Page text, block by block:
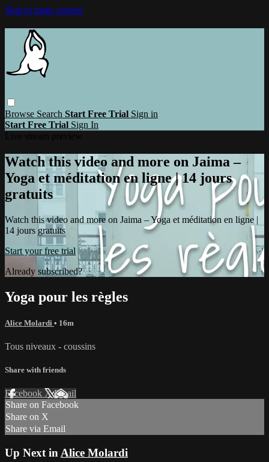
Skip to main content
Browse Search Start Free Trial Sign in
Start Free Trial Sign In
Watch this video and more on Jaima –
Yoga et méditation en ligne | 14 jours
gratuits
Watch this video and more on Jaima – Yoga et méditation en ligne |
14 jours gratuits
Start your free trial
Already subscribed?Sign in
Yoga pour les règles
Alice Molardi • 16m
Tous niveaux - coussins
Share with friends
Facebook XEmail
Share on Facebook
Share on X
Share via Email
Up Next in Alice Molardi